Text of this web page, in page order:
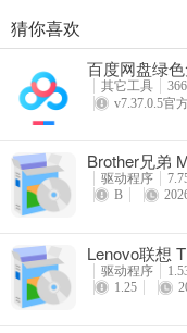
奥睿科PAS3062-2E/PAS3062-2S/PAS3064-2S2E系列扩展卡驱动
详情
猜你喜欢
百度网盘绿
其它工具
v7.37.0.5官
Brother兄弟
驱动
驱动程序
B
Lenovo联想
笔记本BIOS
驱动程序
1.25